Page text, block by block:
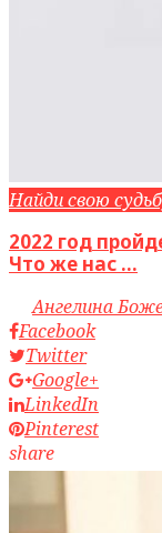
Найди свою
2022 год
Что же нас ...
byАнгелина
Facebook
Twitter
Google+
LinkedIn
Pinterest
share